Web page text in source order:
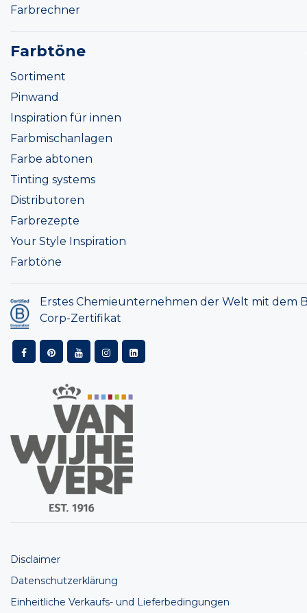
Farbrechner
Farbtöne
Sortiment
Pinwand
Inspiration für innen
Farbmischanlagen
Farbe abtonen
Tinting systems
Distributoren
Farbrezepte
Your Style Inspiration
Farbtöne
Erstes Chemieunternehmen der Welt mit dem
Corp-Zertifikat
Disclaimer
Datenschutzerklärung
Einheitliche Verkaufs- und Lieferbedingungen